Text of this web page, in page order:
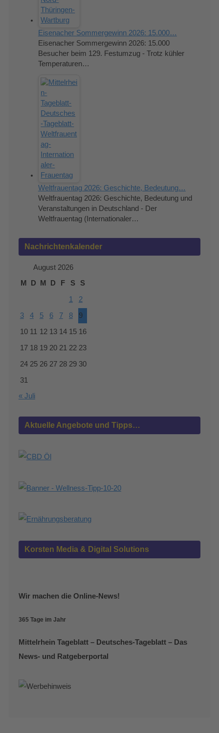
Eisenacher Sommergewinn 2026: 15.000…
Eisenacher Sommergewinn 2026: 15.000
Besucher beim 129. Festumzug - Trotz kühler
Temperaturen…
Weltfrauentag 2026: Geschichte, Bedeutung…
Weltfrauentag 2026: Geschichte, Bedeutung und
Veranstaltungen in Deutschland - Der
Weltfrauentag (Internationaler…
Nachrichtenkalender
August 2026
M
D M D F S S
1 2
3 4 5 6 7 8 9
10 11 12 13 14 15 16
17 18 19 20 21 22 23
24 25 26 27 28 29 30
31
« Juli
Aktuelle Angebote und Tipps…
Korsten Media & Digital Solutions
Wir machen die Online-News!
365 Tage im Jahr
Mittelrhein Tageblatt – Deutsches-Tageblatt – Das
News- und Ratgeberportal